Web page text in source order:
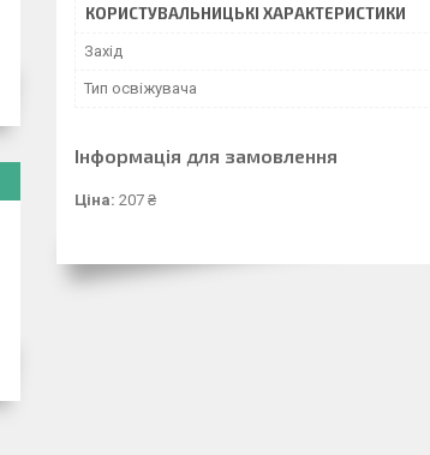
КОРИСТУВАЛЬНИЦЬКІ ХАРАКТЕРИСТИКИ
Захід
Тип освіжувача
Інформація для замовлення
Ціна: 207 ₴